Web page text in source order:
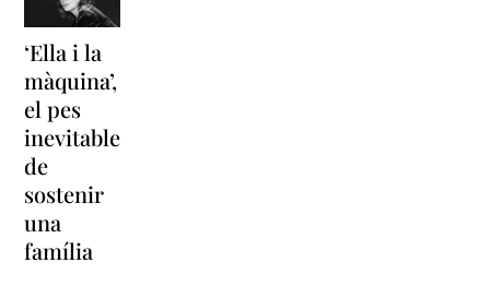
‘Ella i la
màquina’,
el pes
inevitable
de
sostenir
una
família